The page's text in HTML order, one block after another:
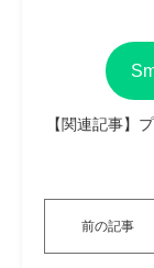
【関連記事】
前の記事